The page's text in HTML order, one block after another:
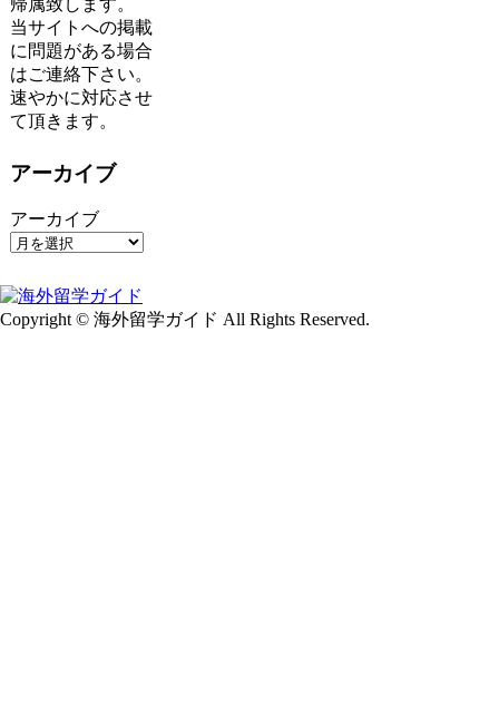
帰属致します。
当サイトへの掲載
に問題がある場合
はご連絡下さい。
速やかに対応させ
て頂きます。
アーカイブ
アーカイブ
Copyright © 海外留学ガイド All Rights Reserved.